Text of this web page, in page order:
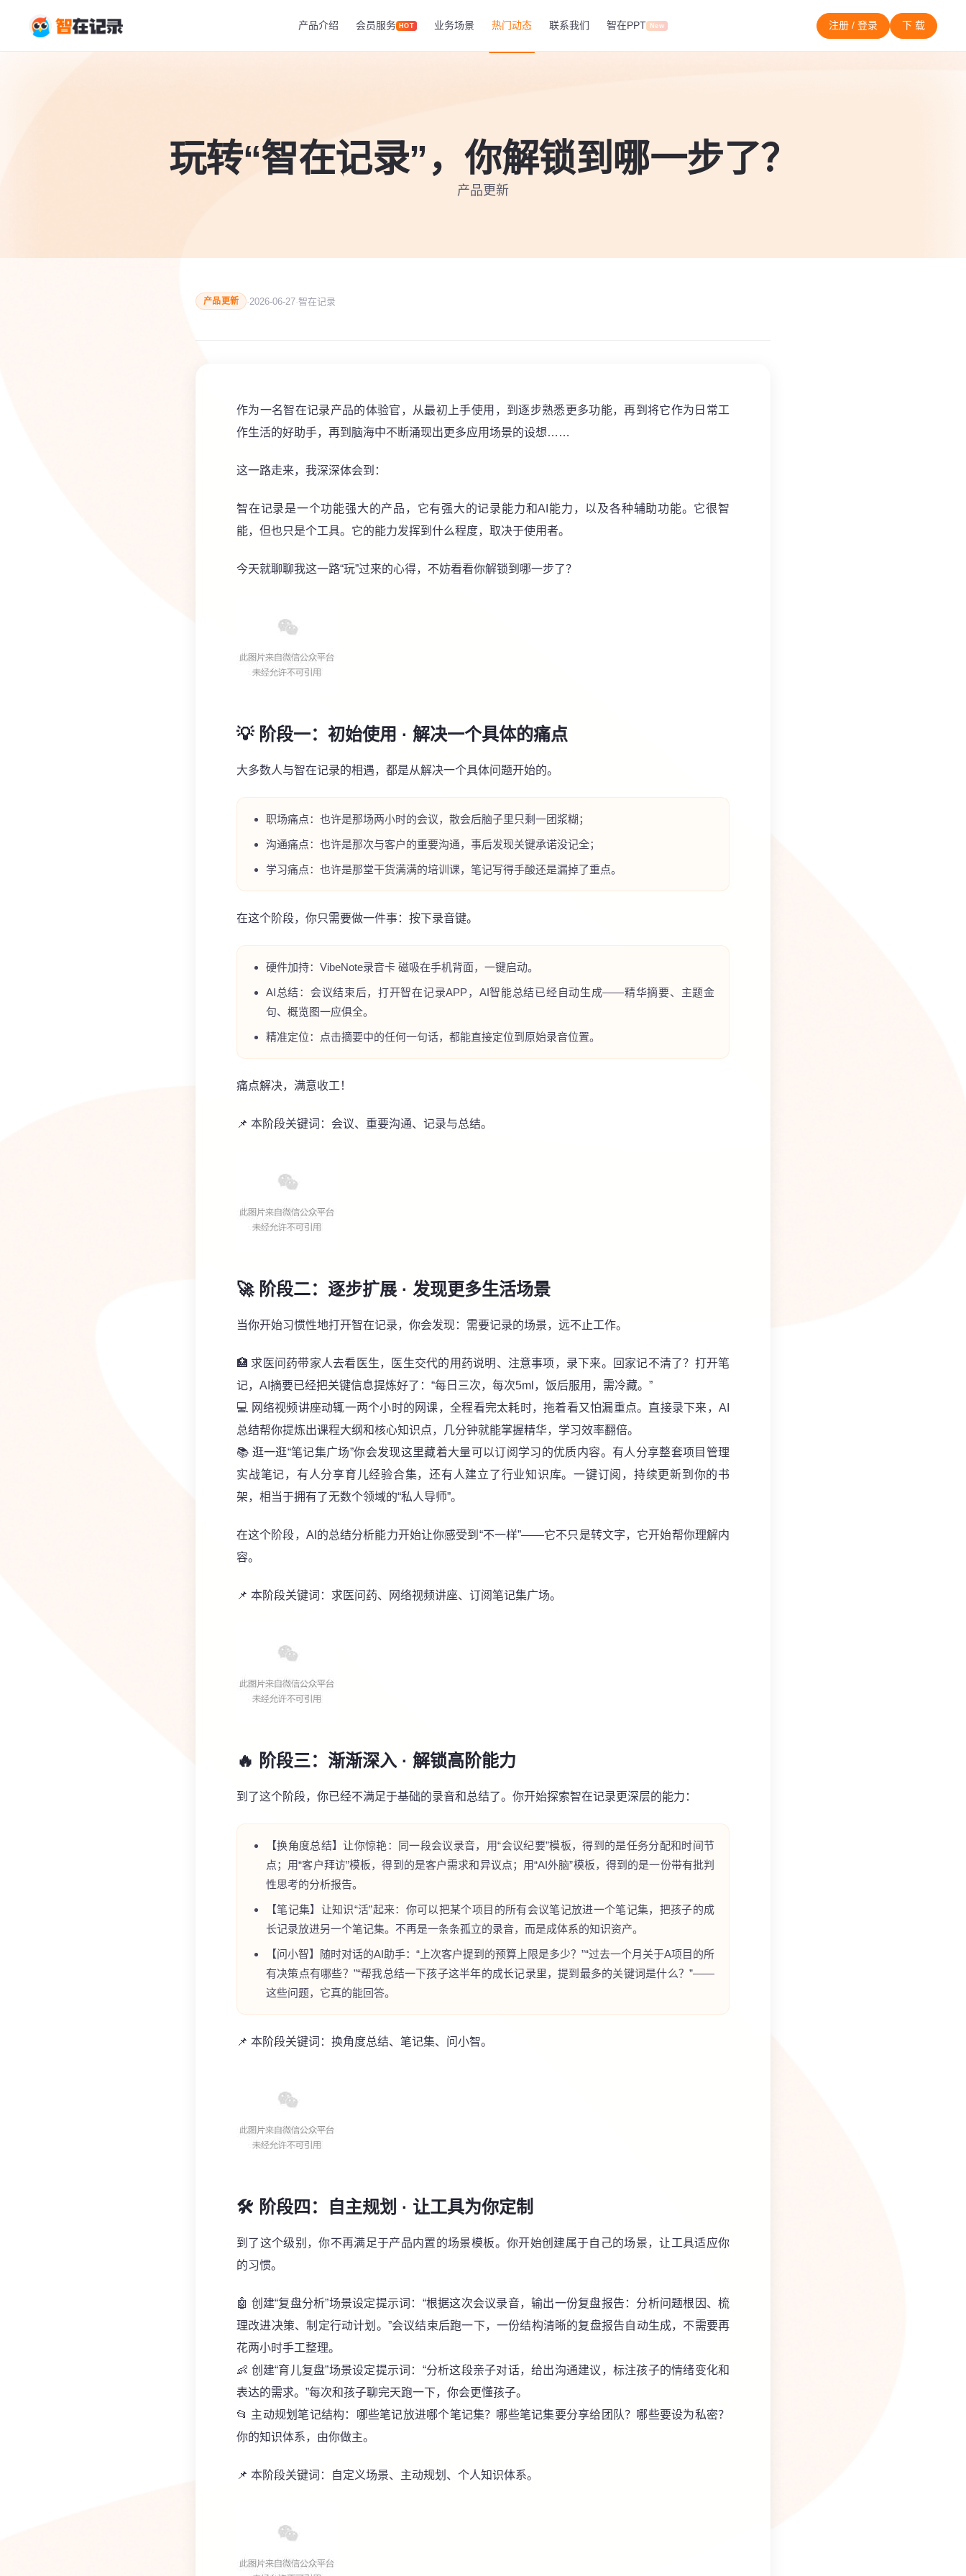
产品介绍 会员服务 HOT 业务场景 热门动态 联系我们 智在PPT New 注册 / 登录 下 载
玩转“智在记录”，你解锁到哪一步了？
产品更新
产品更新 ·2026-06-27·智在记录
作为一名智在记录产品的体验官，从最初上手使用，到逐步熟悉更多功能，再到将它作为日常工
作生活的好助手，再到脑海中不断涌现出更多应用场景的设想……
这一路走来，我深深体会到：
智在记录是一个功能强大的产品，它有强大的记录能力和AI能力，以及各种辅助功能。它很智
能，但也只是个工具。它的能力发挥到什么程度，取决于使用者。
今天就聊聊我这一路“玩”过来的心得，不妨看看你解锁到哪一步了？
💡 阶段一：初始使用 · 解决一个具体的痛点
大多数人与智在记录的相遇，都是从解决一个具体问题开始的。
职场痛点： 也许是那场两小时的会议，散会后脑子里只剩一团浆糊；
沟通痛点： 也许是那次与客户的重要沟通，事后发现关键承诺没记全；
学习痛点： 也许是那堂干货满满的培训课，笔记写得手酸还是漏掉了重点。
在这个阶段，你只需要做一件事：按下录音键。
硬件加持： VibeNote录音卡 磁吸在手机背面，一键启动。
AI总结： 会议结束后，打开智在记录APP，AI智能总结已经自动生成——精华摘要、主题金
句、概览图一应俱全。
精准定位： 点击摘要中的任何一句话，都能直接定位到原始录音位置。
痛点解决，满意收工！
📌 本阶段关键词：会议、重要沟通、记录与总结。
🚀 阶段二：逐步扩展 · 发现更多生活场景
当你开始习惯性地打开智在记录，你会发现：需要记录的场景，远不止工作。
🏥 求医问药带家人去看医生，医生交代的用药说明、注意事项，录下来。回家记不清了？打开笔
记，AI摘要已经把关键信息提炼好了：“每日三次，每次5ml，饭后服用，需冷藏。”
💻 网络视频讲座动辄一两个小时的网课，全程看完太耗时，拖着看又怕漏重点。直接录下来，AI
总结帮你提炼出课程大纲和核心知识点，几分钟就能掌握精华，学习效率翻倍。
📚 逛一逛“笔记集广场”你会发现这里藏着大量可以订阅学习的优质内容。有人分享整套项目管理
实战笔记，有人分享育儿经验合集，还有人建立了行业知识库。一键订阅，持续更新到你的书
架，相当于拥有了无数个领域的“私人导师”。
在这个阶段，AI的总结分析能力开始让你感受到“不一样”——它不只是转文字，它开始帮你理解内
容。
📌 本阶段关键词：求医问药、网络视频讲座、订阅笔记集广场。
🔥 阶段三：渐渐深入 · 解锁高阶能力
到了这个阶段，你已经不满足于基础的录音和总结了。你开始探索智在记录更深层的能力：
【换角度总结】让你惊艳：
同一段会议录音，用“会议纪要”模板，得到的是任务分配和时间节
点；用“客户拜访”模板，得到的是客户需求和异议点；用“AI外脑”模板，得到的是一份带有批判
性思考的分析报告。
【笔记集】让知识“活”起来： 你可以把某个项目的所有会议笔记放进一个笔记集，把孩子的成
长记录放进另一个笔记集。不再是一条条孤立的录音，而是成体系的知识资产。
【问小智】随时对话的AI助手： “上次客户提到的预算上限是多少？”“过去一个月关于A项目的所
有决策点有哪些？”“帮我总结一下孩子这半年的成长记录里，提到最多的关键词是什么？”——
这些问题，它真的能回答。
📌 本阶段关键词：换角度总结、笔记集、问小智。
🛠️ 阶段四：自主规划 · 让工具为你定制
到了这个级别，你不再满足于产品内置的场景模板。你开始创建属于自己的场景，让工具适应你
的习惯。
🤖 创建“复盘分析”场景设定提示词： “根据这次会议录音，输出一份复盘报告：分析问题根因、梳
理改进决策、制定行动计划。”会议结束后跑一下，一份结构清晰的复盘报告自动生成，不需要再
花两小时手工整理。
👶 创建“育儿复盘”场景设定提示词 ：“分析这段亲子对话，给出沟通建议，标注孩子的情绪变化和
表达的需求。”每次和孩子聊完天跑一下，你会更懂孩子。
📂 主动规划笔记结构：
哪些笔记放进哪个笔记集？哪些笔记集要分享给团队？哪些要设为私密？
你的知识体系，由你做主。
📌 本阶段关键词：自定义场景、主动规划、个人知识体系。